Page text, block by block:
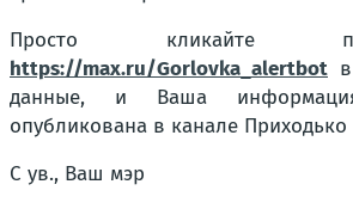
Просто кликайте
https://max.ru/Gorlovka_alertbot
данные, и Ваша
опубликована в канале
С ув., Ваш мэр